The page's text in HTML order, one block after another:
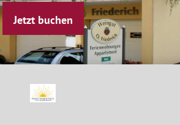
Jetzt buchen